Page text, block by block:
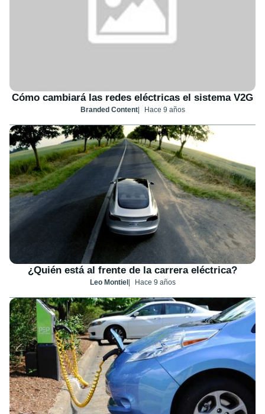
Cómo cambiará las redes eléctricas el sistema V2G
Branded Content Hace 9 años
¿Quién está al frente de la carrera eléctrica?
Leo Montiel Hace 9 años